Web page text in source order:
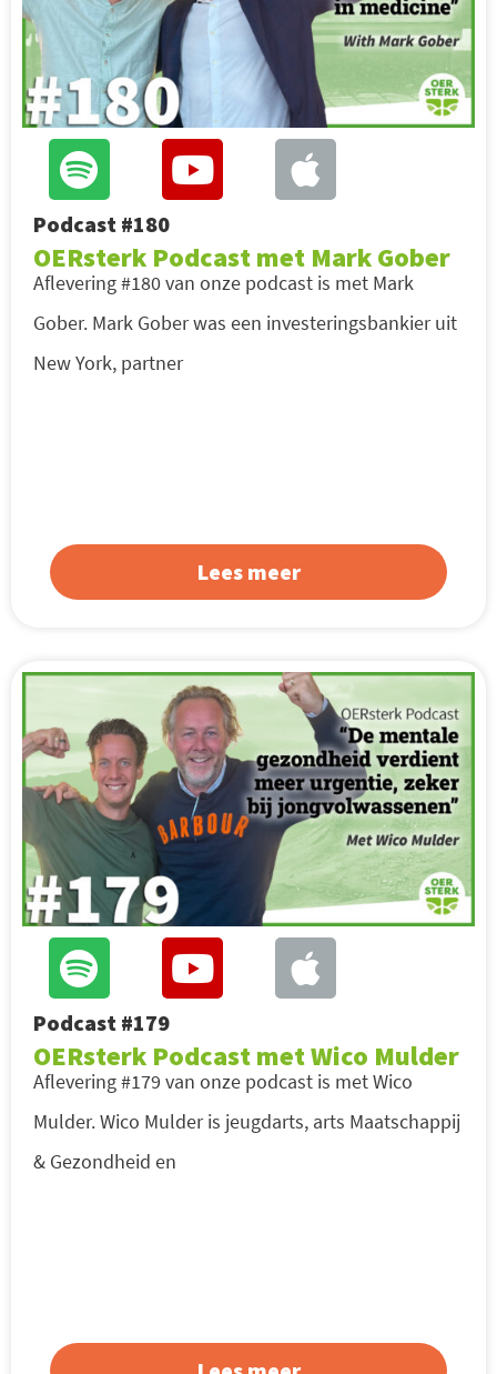
Podcast #180
OERsterk Podcast met Mark Gober
Aflevering #180 van onze podcast is met Mark
Gober. Mark Gober was een investeringsbankier uit
New York, partner
Lees meer
Podcast #179
OERsterk Podcast met Wico Mulder
Aflevering #179 van onze podcast is met Wico
Mulder. Wico Mulder is jeugdarts, arts Maatschappij
& Gezondheid en